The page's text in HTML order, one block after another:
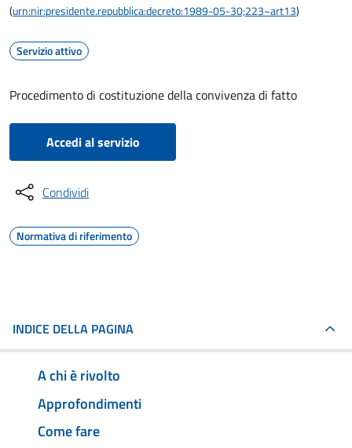
(urn:nir:presidente.repubblica:decreto:1989-05-30;223~art13)
Servizio attivo
Procedimento di costituzione della convivenza di fatto
Accedi al servizio
Condividi
Normativa di riferimento
INDICE DELLA PAGINA
A chi è rivolto
Approfondimenti
Come fare